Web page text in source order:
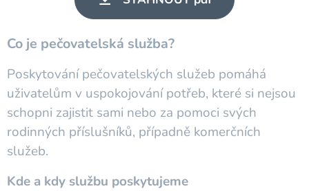
Co je pečovatelská služba?
Poskytování pečovatelských služeb pomáhá
uživatelům v uspokojování potřeb, které si nejsou
schopni zajistit sami nebo za pomoci svých
rodinných příslušníků, případně komerčních
služeb.
Kde a kdy službu poskytujeme